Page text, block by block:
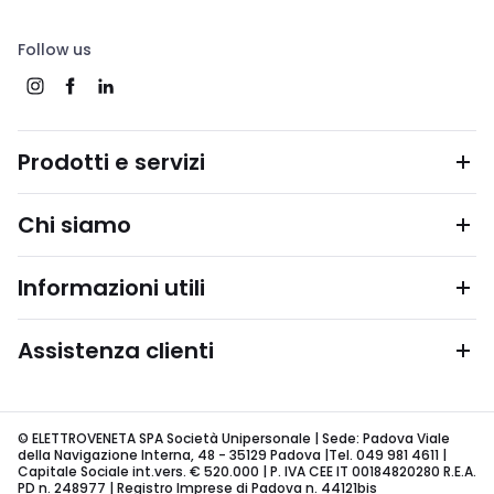
Follow us
Prodotti e servizi
Chi siamo
Informazioni utili
Assistenza clienti
© ELETTROVENETA SPA Società Unipersonale | Sede: Padova Viale
della Navigazione Interna, 48 - 35129 Padova |Tel. 049 981 4611 |
Capitale Sociale int.vers. € 520.000 | P. IVA CEE IT 00184820280 R.E.A.
PD n. 248977 | Registro Imprese di Padova n. 44121bis